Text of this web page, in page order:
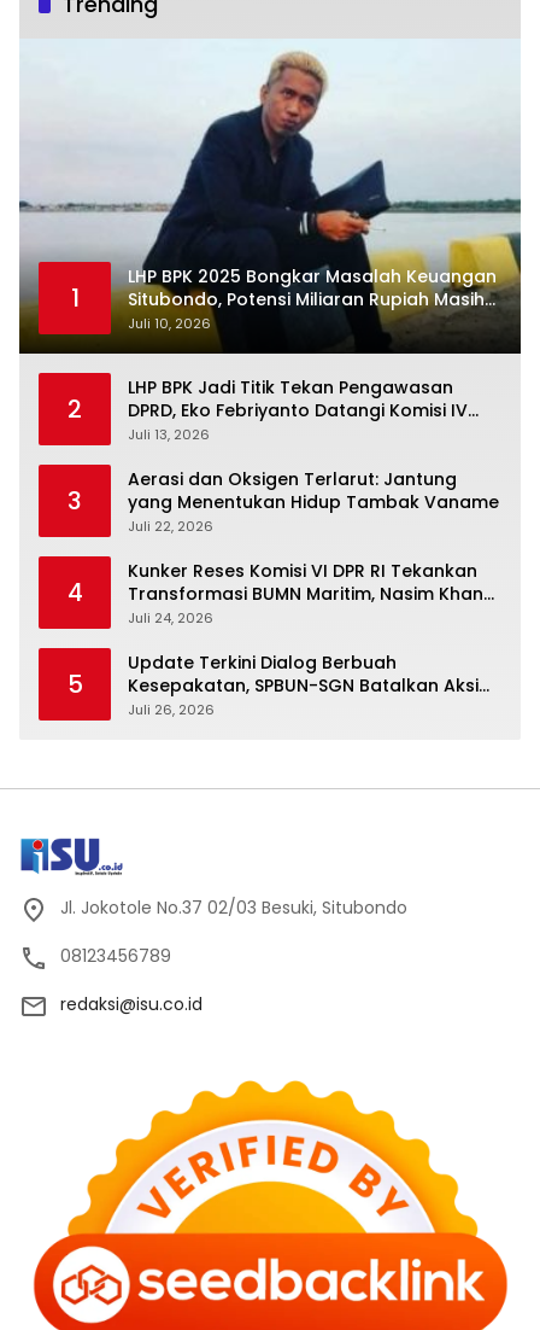
1
LHP BPK 2025 Bongkar Masalah Keuangan
Situbondo, Potensi Miliaran Rupiah Masih
Belum Terkelola
Juli 10, 2026
2
LHP BPK Jadi Titik Tekan Pengawasan
DPRD, Eko Febriyanto Datangi Komisi IV
dan Ajak Dewan Kembali Berpijak pada
Juli 13, 2026
3
Aerasi dan Oksigen Terlarut: Jantung
yang Menentukan Hidup Tambak Vaname
Juli 22, 2026
4
Kunker Reses Komisi VI DPR RI Tekankan
Transformasi BUMN Maritim, Nasim Khan
Kawal Penguatan Sektor Laut
Juli 24, 2026
5
Update Terkini Dialog Berbuah
Kesepakatan, SPBUN-SGN Batalkan Aksi
Nasional Setelah Holding Penuhi Sejumlah
Juli 26, 2026
Jl. Jokotole No.37 02/03 Besuki, Situbondo
08123456789
redaksi@isu.co.id